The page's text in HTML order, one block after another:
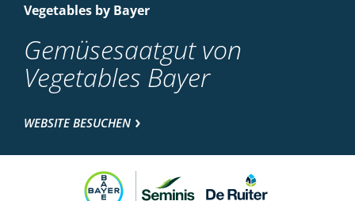
Vegetables by Bayer
Gemüsesaatgut von
Vegetables Bayer
WEBSITE BESUCHEN